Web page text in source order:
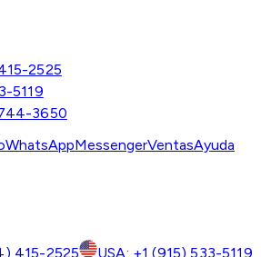
2525
5119
3650
WhatsAppMessengerVentasAyuda
415-2525 USA: +1 (915) 533-5119